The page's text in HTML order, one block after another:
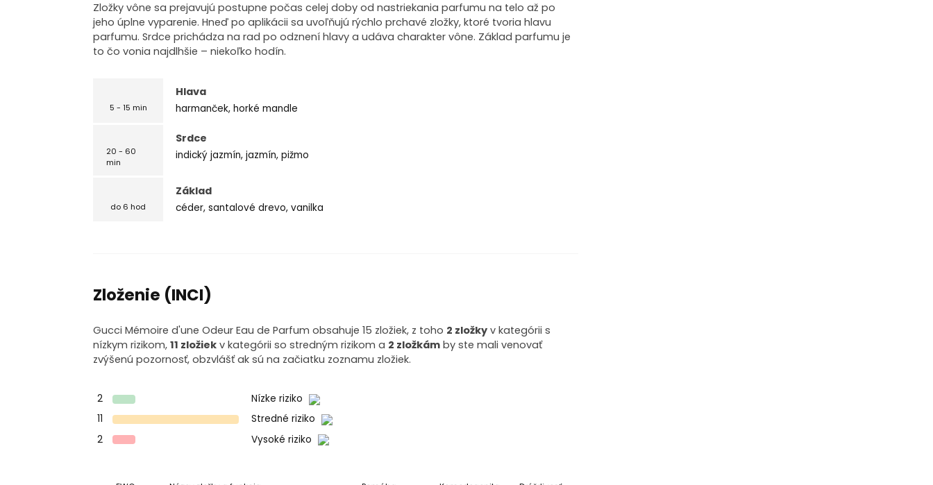
Zložky vône sa prejavujú postupne počas celej doby od nastriekania parfumu na telo až po
jeho úplne vyparenie. Hneď po aplikácii sa uvoľňujú rýchlo prchavé zložky, ktoré tvoria hlavu
parfumu. Srdce prichádza na rad po odznení hlavy a udáva charakter vône. Základ parfumu je
to čo vonia najdlhšie – niekoľko hodín.
5 - 15 min
Hlava
harmanček, horké mandle
20 - 60
min
Srdce
indický jazmín, jazmín, pižmo
do 6 hod
Základ
céder, santalové drevo, vanilka
Zloženie (INCI)
Gucci Mémoire d'une Odeur Eau de Parfum obsahuje 15 zložiek, z toho 2 zložky v kategórii s
nízkym rizikom,11 zložiek v kategórii so stredným rizikom a 2 zložkám by ste mali venovať
zvýšenú pozornosť, obzvlášť ak sú na začiatku zoznamu zložiek.
2
Nízke riziko
11
Stredné riziko
2
Vysoké riziko